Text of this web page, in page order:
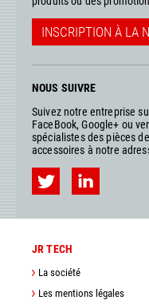
INSCRIPTION À LA
NOUS SUIVRE
Suivez notre entreprise
FaceBook, Google+ ou
spécialistes des pièces
accessoires à notre
JR TECH
La société
Les mentions légales